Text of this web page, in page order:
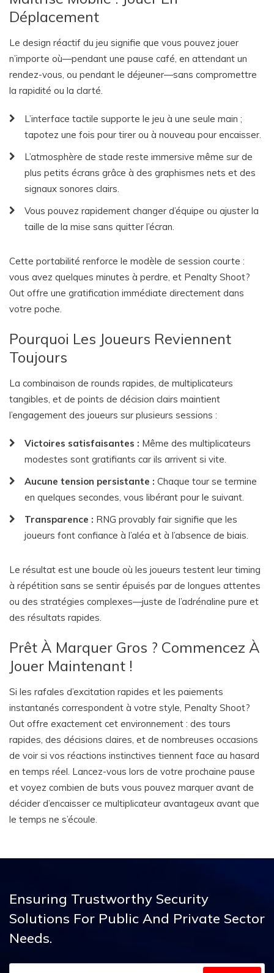
Déplacement
Le design réactif du jeu signifie que vous pouvez jouer
n’importe où—pendant une pause café, en attendant un
rendez-vous, ou pendant le déjeuner—sans compromettre
la rapidité ou la clarté.
L’interface tactile supporte le jeu à une seule main ;
tapotez une fois pour tirer ou à nouveau pour encaisser.
L’atmosphère de stade reste immersive même sur de
plus petits écrans grâce à des graphismes nets et des
signaux sonores clairs.
Vous pouvez rapidement changer d’équipe ou ajuster la
taille de la mise sans quitter l’écran.
Cette portabilité renforce le modèle de session courte :
vous avez quelques minutes à perdre, et Penalty Shoot?
Out offre une gratification immédiate directement dans
votre poche.
Pourquoi Les Joueurs Reviennent
Toujours
La combinaison de rounds rapides, de multiplicateurs
tangibles, et de points de décision clairs maintient
l’engagement des joueurs sur plusieurs sessions :
Victoires satisfaisantes : Même des multiplicateurs
modestes sont gratifiants car ils arrivent si vite.
Aucune tension persistante : Chaque tour se termine
en quelques secondes, vous libérant pour le suivant.
Transparence : RNG provably fair signifie que les
joueurs font confiance à l’aléa et à l’absence de biais.
Le résultat est une boucle où les joueurs testent leur timing
à répétition sans se sentir épuisés par de longues attentes
ou des stratégies complexes—juste de l’adrénaline pure et
des résultats rapides.
Prêt À Marquer Gros ? Commencez À
Jouer Maintenant !
Si les rafales d’excitation rapides et les paiements
instantanés correspondent à votre style, Penalty Shoot?
Out offre exactement cet environnement : des tours
rapides, des décisions claires, et de nombreuses occasions
de voir si vos réactions instinctives tiennent face au hasard
en temps réel. Lancez-vous lors de votre prochaine pause
et voyez combien de buts vous pouvez marquer avant de
décider d’encaisser ce multiplicateur avantageux avant que
le temps ne s’écoule.
Ensuring Trustworthy Security
Solutions For Public And Private Sector
Needs.